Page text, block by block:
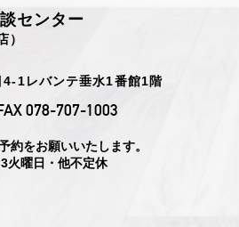
センター
）
1レバンテ垂水1番館1階
078-707-1003
をお願いいたします。
火曜日・他不定休